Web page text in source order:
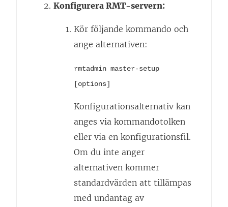
Konfigurera RMT-servern:
Kör följande kommando och
ange alternativen:
rmtadmin master-setup
[options]
Konfigurationsalternativ kan
anges via kommandotolken
eller via en konfigurationsfil.
Om du inte anger
alternativen kommer
standardvärden att tillämpas
med undantag av